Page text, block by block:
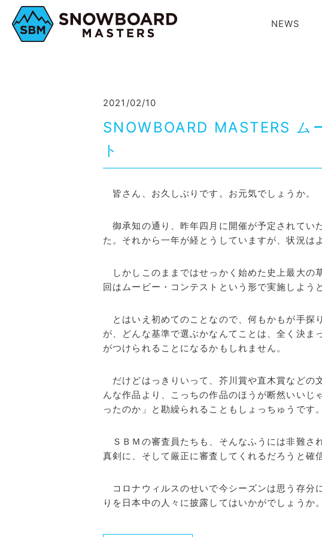
NEWS
2021/02/10
SNOWBOARD MASTERS ム
ト
皆さん、お久しぶりです。お元気でしょうか。
御承知の通り、昨年四月に開催が予定されてい
た。それから一年が経とうしていますが、状況は
しかしこのままではせっかく始めた史上最大の
回はムービー・コンテストという形で実施しよう
とはいえ初めてのことなので、何もかもが手探
が、どんな基準で選ぶかなんてことは、全く決
がつけられることになるかもしれません。
だけどはっきりいって、芥川賞や直木賞などの
んな作品より、こっちの作品のほうが断然いい
ったのか」と勘繰られることもしょっちゅうです。
ＳＢＭの審査員たちも、そんなふうには非難さ
真剣に、そして厳正に審査してくれるだろうと確
コロナウィルスのせいで今シーズンは思う存分
りを日本中の人々に披露してはいかがでしょうか